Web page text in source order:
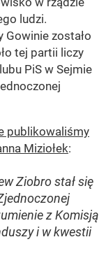
ludzi.
Gowinie zostało
tej partii liczy
PiS w Sejmie
publikowaliśmy
Miziołek:
Ziobro stał się
z Komisją
i w kwestii